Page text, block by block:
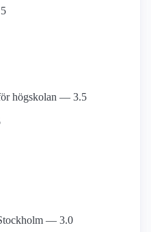
högskolan — 3.5
— 3.0